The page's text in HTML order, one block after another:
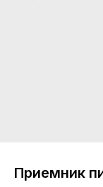
Приемник